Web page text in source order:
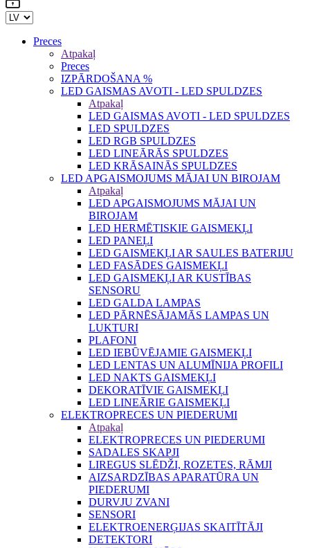
Preces
Atpakaļ
Preces
IZPĀRDOŠANA %
LED GAISMAS AVOTI - LED SPULDZES
Atpakaļ
LED GAISMAS AVOTI - LED SPULDZES
LED SPULDZES
LED RGB SPULDZES
LED LINEĀRĀS SPULDZES
LED KRĀSAINĀS SPULDZES
LED APGAISMOJUMS MĀJAI UN BIROJAM
Atpakaļ
LED APGAISMOJUMS MĀJAI UN
BIROJAM
LED HERMĒTISKIE GAISMEKĻI
LED PANEĻI
LED GAISMEKĻI AR SAULES BATERIJU
LED FASĀDES GAISMEKĻI
LED GAISMEKĻI AR KUSTĪBAS
SENSORU
LED GALDA LAMPAS
LED PĀRNĒSĀJAMĀS LAMPAS UN
LUKTURI
PLAFONI
LED IEBŪVĒJAMIE GAISMEKĻI
LED LENTAS UN ALUMĪNIJA PROFILI
LED NAKTS GAISMEKĻI
DEKORATĪVIE GAISMEKĻI
LED LINEĀRIE GAISMEKĻI
ELEKTROPRECES UN PIEDERUMI
Atpakaļ
ELEKTROPRECES UN PIEDERUMI
SADALES SKAPJI
LIREGUS SLĒDŽI, ROZETES, RĀMJI
AIZSARDZĪBAS APARATŪRA UN
PIEDERUMI
DURVJU ZVANI
SENSORI
ELEKTROENERĢIJAS SKAITĪTĀJI
DETEKTORI